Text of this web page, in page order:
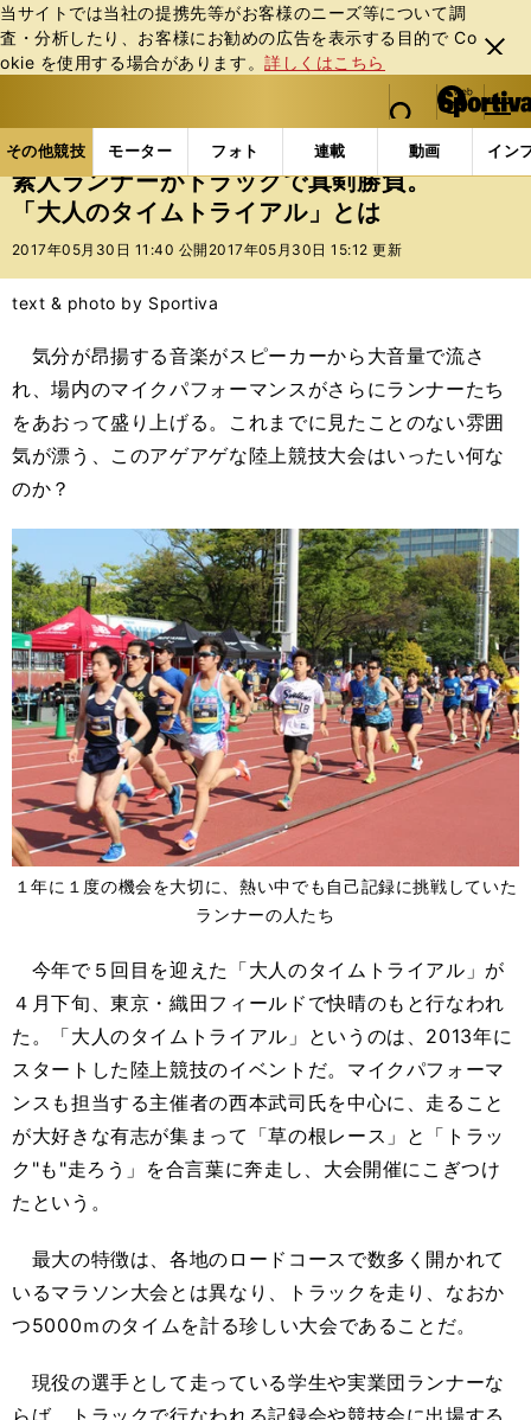
当サイトでは当社の提携先等がお客様のニーズ等について調
査・分析したり、お客様にお勧めの広告を表⽰する⽬的で Co
okie を使⽤する場合があります。詳しくはこちら
閉じ
る
web Sportiva (webスポルティーバ)
検索
マイペ
ー
ジ
メニュ
その他競技 モーター フォト 連載 動画 イン
ス
ポ
ル
バ
その他競技の記事一覧 陸上 素人ランナーがトラッ
素人ランナーがトラックで真剣勝負。
「大人のタイムトライアル」とは
2017年05月30日 11:40 公開 2017年05月30日 15:12 更新
text & photo by Sportiva
気分が昂揚する音楽がスピーカーから大音量で流さ
れ、場内のマイクパフォーマンスがさらにランナーたち
をあおって盛り上げる。これまでに見たことのない雰囲
気が漂う、このアゲアゲな陸上競技大会はいったい何な
のか？
１年に１度の機会を大切に、熱い中でも自己記録に挑戦していた
ランナーの人たち
今年で５回目を迎えた「大人のタイムトライアル」が
４月下旬、東京・織田フィールドで快晴のもと行なわれ
た。「大人のタイムトライアル」というのは、2013年に
スタートした陸上競技のイベントだ。マイクパフォーマ
ンスも担当する主催者の西本武司氏を中心に、走ること
が大好きな有志が集まって「草の根レース」と「トラッ
ク"も"走ろう」を合言葉に奔走し、大会開催にこぎつけ
たという。
最大の特徴は、各地のロードコースで数多く開かれて
いるマラソン大会とは異なり、トラックを走り、なおか
つ5000ｍのタイムを計る珍しい大会であることだ。
現役の選手として走っている学生や実業団ランナーな